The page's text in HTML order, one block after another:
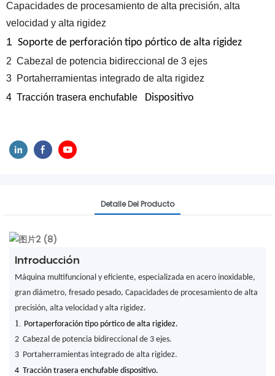
Capacidades de procesamiento de alta precisión, alta
velocidad y alta rigidez
1 Soporte de perforación tipo pórtico de alta rigidez
2 Cabezal de potencia bidireccional de 3 ejes
3 Portaherramientas integrado de alta rigidez
4 Tracción trasera enchufable Dispositivo
Detalle Del Producto
Introducción
Máquina multifuncional y eficiente, especializada en acero inoxidable,
gran diámetro, fresado pesado, Capacidades de procesamiento de alta
precisión, alta velocidad y alta rigidez.
1. Portaperforación tipo pórtico de alta rigidez.
2 Cabezal de potencia bidireccional de 3 ejes.
3 Portaherramientas integrado de alta rigidez.
4 Tracción trasera enchufable dispositivo.